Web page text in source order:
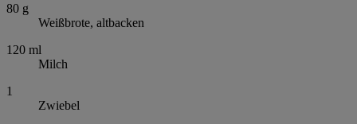
80 g
Weißbrote, altbacken
120 ml
Milch
1
Zwiebel